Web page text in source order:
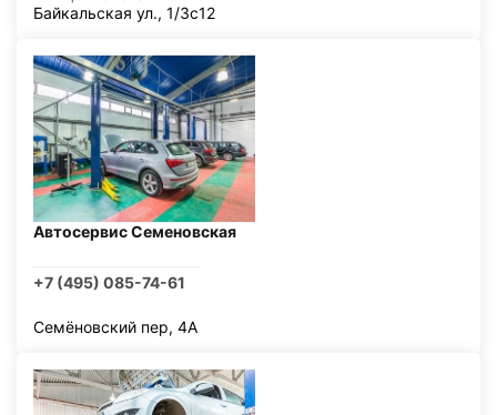
Байкальская ул., 1/3с12
Автосервис Семеновская
+7 (495) 085-74-61
Семёновский пер, 4А